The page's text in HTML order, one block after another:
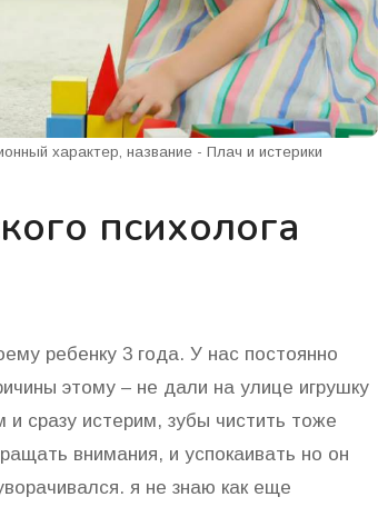
характер, название - Плач и истерики
психолога
ребенку 3 года. У нас постоянно
этому – не дали на улице игрушку
сразу истерим, зубы чистить тоже
внимания, и успокаивать но он
я не знаю как еще